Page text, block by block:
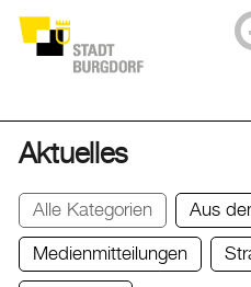
Stadtporträt
Verwaltung & Politik
Wirtschaft
Aktuelles
Alle Kategorien Aus
Medienmitteilungen